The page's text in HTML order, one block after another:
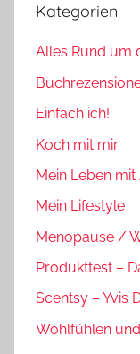
Kategorien
Alles Rund um
Einfach ich!
Koch mit mir
Mein Leben
Mein Lifestyle
Menopause /
Produkttest –
Scentsy – Yvis
Wohlfühlen